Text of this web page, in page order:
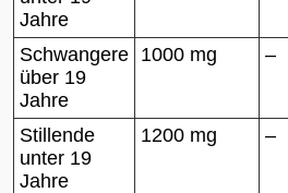
Jahre
Schwangere
über 19
Jahre
1000 mg –
Stillende
unter 19
Jahre
1200 mg –